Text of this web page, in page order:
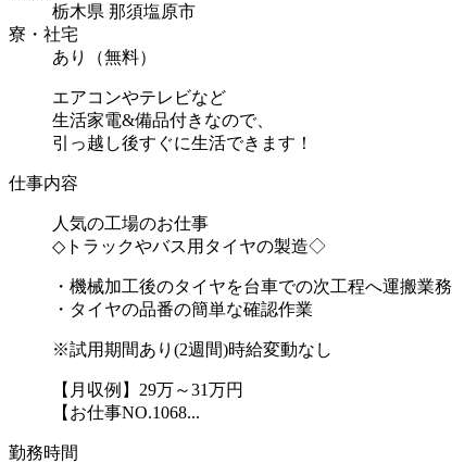
栃木県 那須塩原市
寮・社宅
あり（無料）
エアコンやテレビなど
生活家電&備品付きなので、
引っ越し後すぐに生活できます！
仕事内容
人気の工場のお仕事
◇トラックやバス用タイヤの製造◇
・機械加工後のタイヤを台車での次工程へ運搬業務
・タイヤの品番の簡単な確認作業
※試用期間あり(2週間)時給変動なし
【月収例】29万～31万円
【お仕事NO.1068...
勤務時間